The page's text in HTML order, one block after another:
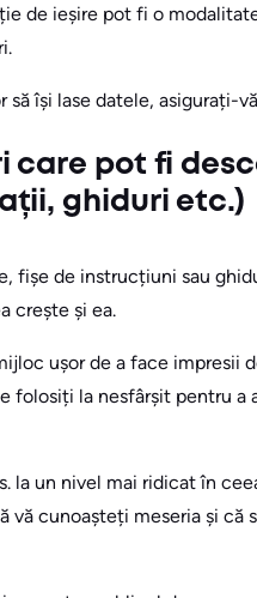
de ieșire pot fi o
își lase datele, asigurați-
care pot fi
ghiduri etc.)
fișe de instrucțiuni sau
crește și ea.
ușor de a face impresii
folosiți la nesfârșit pentru a
la un nivel mai ridicat în
cunoașteți meseria și că